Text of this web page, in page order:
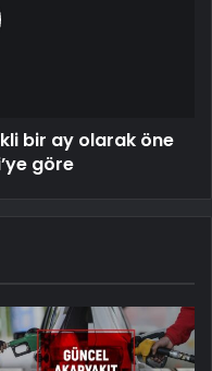
bir ay olarak öne
göre